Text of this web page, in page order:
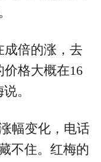
成倍的涨，去
格大概在16
。
幅变化，电话
不住。红梅的